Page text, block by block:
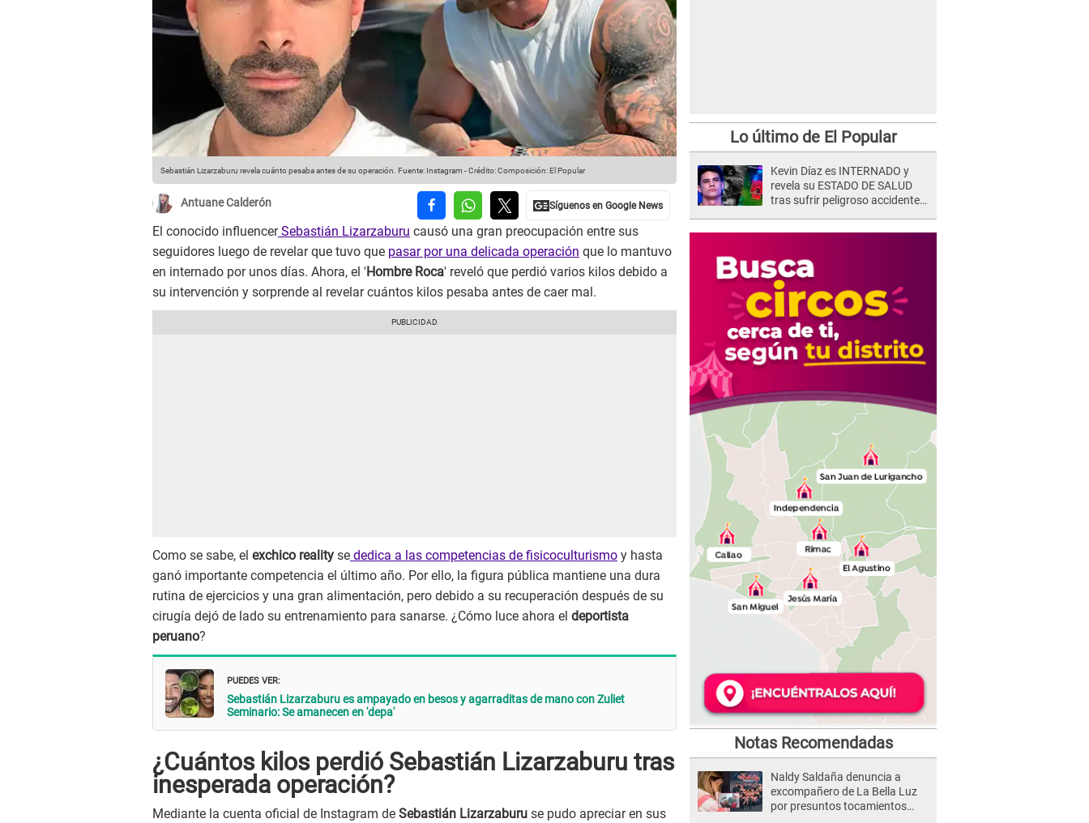
Sebastián Lizarzaburu revela cuánto pesaba antes de su operación. Fuente: Instagram -Crédito: Composición: El Popular
Antuane Calderón
El conocido influencerSebastián Lizarzaburu causó una gran preocupación entre sus
seguidores luego de revelar que tuvo que pasar por una delicada operación que lo mantuvo
en internado por unos días. Ahora, el ' Hombre Roca' reveló que perdió varios kilos debido a
su intervención y sorprende al revelar cuántos kilos pesaba antes de caer mal.
Como se sabe, el exchico reality se dedica a las competencias de fisicoculturismo y hasta
ganó importante competencia el último año. Por ello, la figura pública mantiene una dura
rutina de ejercicios y una gran alimentación, pero debido a su recuperación después de su
cirugía dejó de lado su entrenamiento para sanarse. ¿Cómo luce ahora el deportista
peruano?
PUEDES VER:
Sebastián Lizarzaburu es ampayado en besos y agarraditas de mano con Zuliet
Seminario: Se amanecen en 'depa'
¿Cuántos kilos perdió Sebastián Lizarzaburu tras
inesperada operación?
Mediante la cuenta oficial de Instagram de Sebastián Lizarzaburu se pudo apreciar en sus
Lo último de El Popular
Kevin Díaz es INTERNADO y
revela su ESTADO DE SALUD
tras sufrir peligroso accidente
Notas Recomendadas
Naldy Saldaña denuncia a
excompañero de La Bella Luz
por presuntos tocamientos